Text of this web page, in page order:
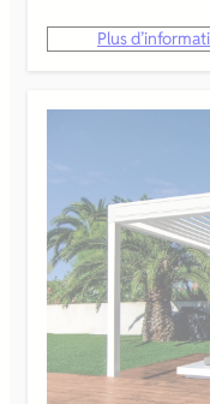
Plus